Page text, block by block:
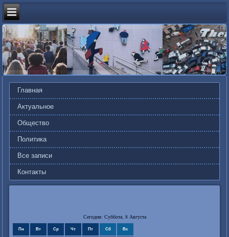
Главная
Актуальное
Общество
Политика
Все записи
Контакты
Сегодня: Суббота, 8 Августа
Пн Вт Ср Чт Пт Сб Вс